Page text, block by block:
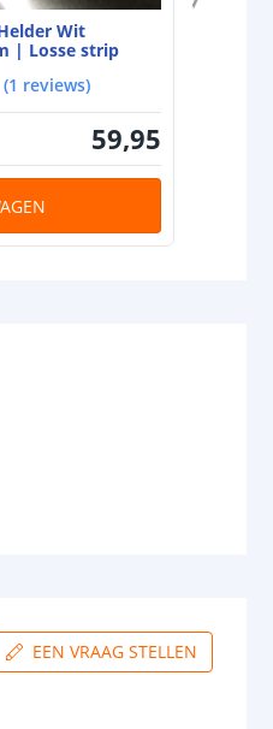
Wit
| Losse strip
(1 reviews)
59,95
EEN VRAAG STELLEN